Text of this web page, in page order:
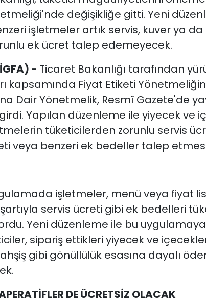
değişikliğe gitti. Yeni
işletmeler artık servis, kuver ya
ek ücret talep edemeyecek.
- Ticaret Bakanlığı tarafından
kapsamında Fiyat Etiketi
Dair Yönetmelik, Resmî Gazete'de
Yapılan düzenleme ile yiyecek ve
tüketicilerden zorunlu servis
veya benzeri ek bedeller talep
işletmeler, menü veya fiyat
servis ücreti gibi ek bedelleri
Yeni düzenleme ile bu
sipariş ettikleri yiyecek ve
gibi gönüllülük esasına dayalı
DE ÜCRETSİZ OLACAK